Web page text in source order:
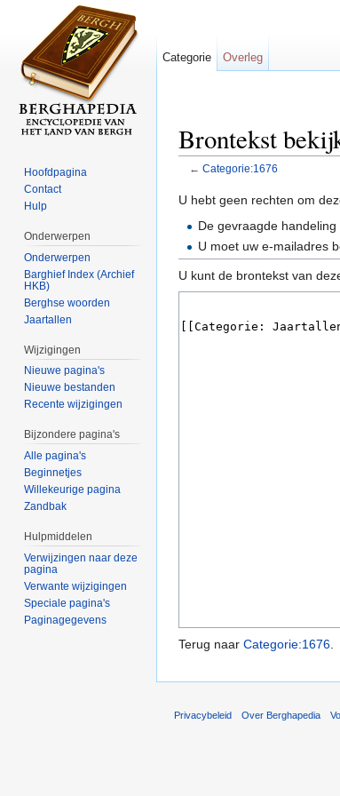
Brontekst
← Categorie:1676
U hebt geen rechten om
De gevraagde
U moet uw e-mailadres
U kunt de brontekst van
Terug naar Categorie:1676.
Categorie Overleg
Hoofdpagina
Contact
Hulp
Onderwerpen
Onderwerpen
Barghief Index (Archief
HKB)
Berghse woorden
Jaartallen
Wijzigingen
Nieuwe pagina's
Nieuwe bestanden
Recente wijzigingen
Bijzondere pagina's
Alle pagina's
Beginnetjes
Willekeurige pagina
Zandbak
Hulpmiddelen
Verwijzingen naar deze
pagina
Verwante wijzigingen
Speciale pagina's
Paginagegevens
Privacybeleid Over Berghapedia